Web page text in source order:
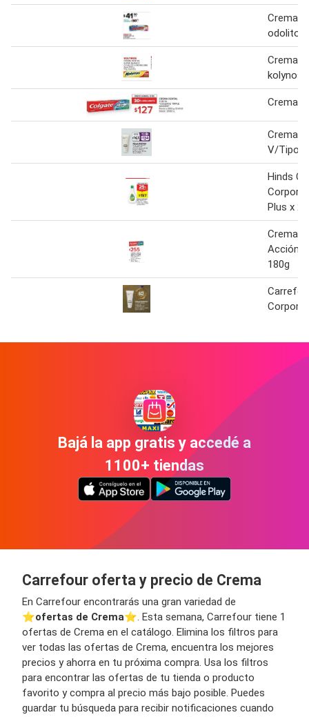
Crema
odolito
Crema
kolynos
Crema
Crema
V/Tipos
Hinds
Plus x
Crema
Acción
180g
Bajá la app gratis y accedé a
1100+ tiendas
Carrefour oferta y precio de Crema
En Carrefour encontrarás una gran variedad de
⭐️ofertas de Crema⭐️. Esta semana, Carrefour tiene 1
ofertas de Crema en el catálogo. Elimina los filtros para
ver todas las ofertas de Crema, encuentra los mejores
precios y ahorra en tu próxima compra. Usa los filtros
para encontrar las ofertas de tu tienda o producto
favorito y compra al precio más bajo posible. Puedes
guardar tu búsqueda para recibir notificaciones cuando